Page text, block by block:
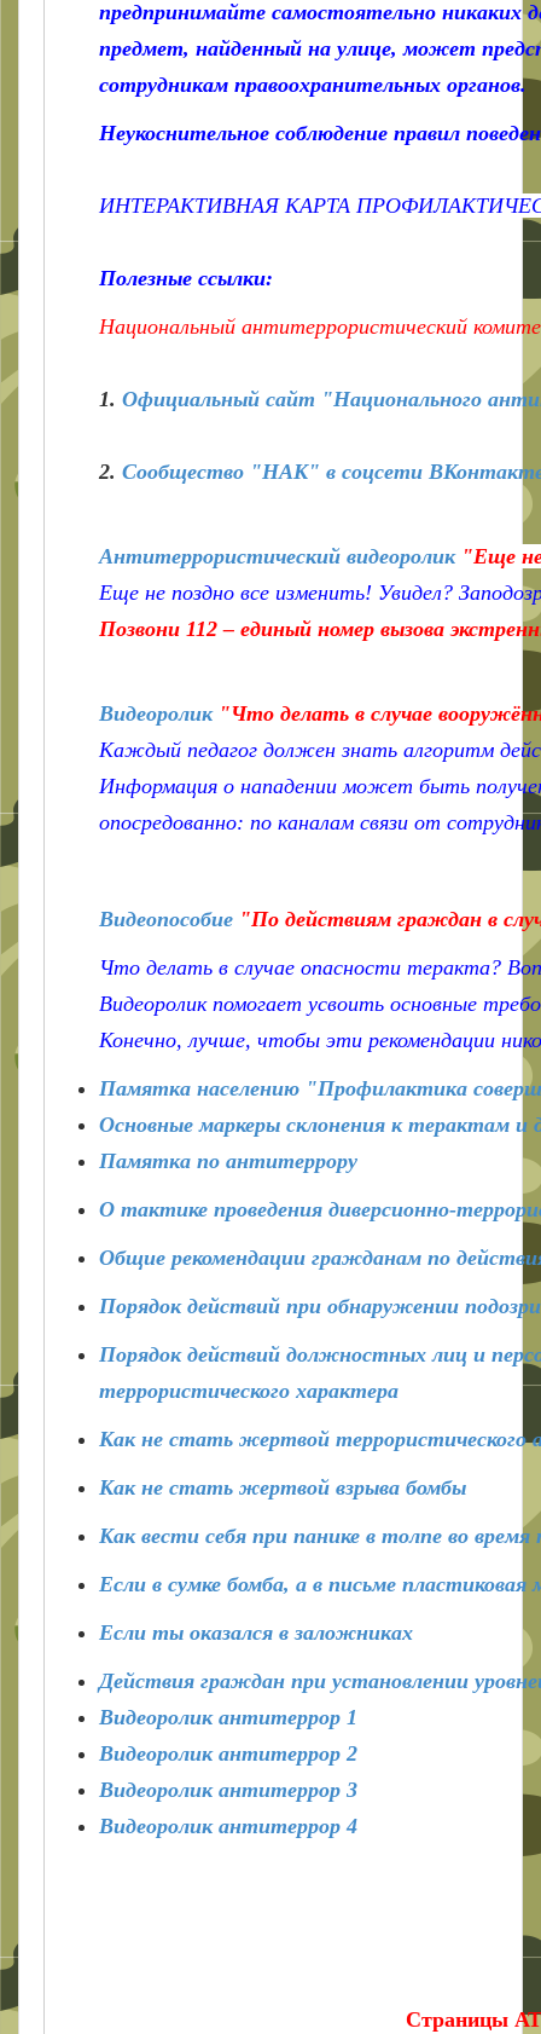
предпринимайте самостоятельно никаких
предмет, найденный на улице, может
сотрудникам правоохранительных органов.
Неукоснительное соблюдение правил
ИНТЕРАКТИВНАЯ КАРТА
Полезные ссылки:
Национальный антитеррористический
1. Официальный сайт "Национального
2. Сообщество "НАК" в соцсети
Антитеррористический видеоролик "Еще
Еще не поздно все изменить! Увидел?
Позвони 112 – единый номер вызова
Видеоролик "Что делать в случае
Каждый педагог должен знать алгоритм
Информация о нападении может быть
опосредованно: по каналам связи от
Видеопособие "По действиям граждан в
Что делать в случае опасности теракта?
Видеоролик помогает усвоить основные
Конечно, лучше, чтобы эти рекомендации
Памятка населению "Профилактика
Основные маркеры склонения к терактам и
Памятка по антитеррору
О тактике проведения диверсионно-
Общие рекомендации гражданам по
Порядок действий при обнаружении
Порядок действий должностных лиц и
террористического характера
Как не стать жертвой террористического
Как не стать жертвой взрыва бомбы
Как вести себя при панике в толпе во
Если в сумке бомба, а в письме пластиковая
Если ты оказался в заложниках
Действия граждан при установлении
Видеоролик антитеррор 1
Видеоролик антитеррор 2
Видеоролик антитеррор 3
Видеоролик антитеррор 4
Страницы